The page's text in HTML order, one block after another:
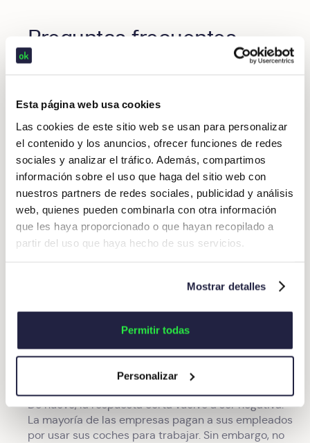
Esta página web usa cookies
Las cookies de este sitio web se usan para personalizar
el contenido y los anuncios, ofrecer funciones de redes
sociales y analizar el tráfico. Además, compartimos
información sobre el uso que haga del sitio web con
nuestros partners de redes sociales, publicidad y análisis
web, quienes pueden combinarla con otra información
que les haya proporcionado o que hayan recopilado a
partir del uso que haya hecho de sus servicios.
Mostrar detalles
Permitir todas
Personalizar
Preguntas frecuentes
sobre los gastos de
kilometraje
¿A partir de cuántos
kilómetros pagan las
empresas los gastos de
kilometraje?
¿Quieres saber si existe una cantidad mínima de
kilómetros que haya que recorrer para que se
eches un vistazo al convenio colectivo de tu
¿Están las empresas
obligadas a pagar el
kilometraje?
De nuevo, la respuesta corta vuelve a ser negativa.
La mayoría de las empresas pagan a sus empleados
por usar sus coches para trabajar. Sin embargo, no